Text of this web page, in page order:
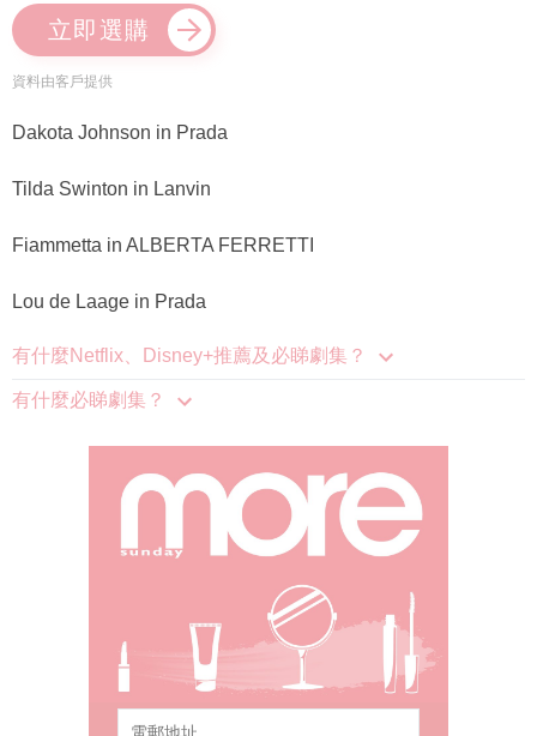
立即選購
資料由客戶提供
Dakota Johnson in Prada
Tilda Swinton in Lanvin
Fiammetta in ALBERTA FERRETTI
Lou de Laage in Prada
有什麼Netflix、Disney+推薦及必睇劇集？
有什麼必睇劇集？